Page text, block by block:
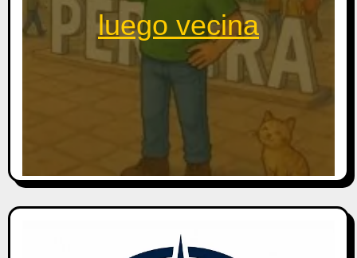
luego vecina